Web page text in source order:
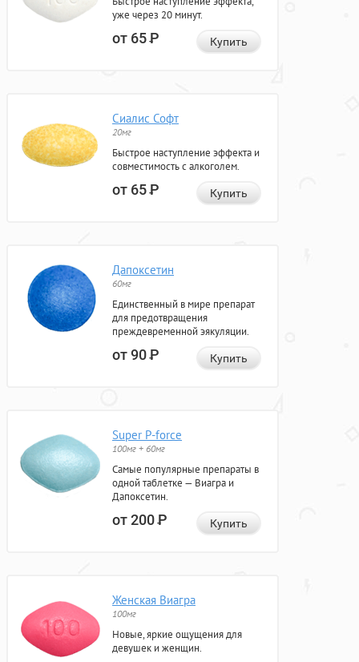
уже через 20 минут.
от 65Р Купить
Сиалис Софт
20мг
Быстрое наступление эффекта и
совместимость с алкоголем.
от 65Р Купить
Дапоксетин
60мг
Единственный в мире препарат
для предотвращения
преждевременной эякуляции.
от 90Р Купить
Super P-force
100мг + 60мг
Самые популярные препараты в
одной таблетке — Виагра и
Дапоксетин.
от 200Р Купить
Женская Виагра
100мг
Новые, яркие ощущения для
девушек и женщин.